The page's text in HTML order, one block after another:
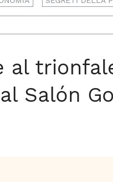
al
Salón